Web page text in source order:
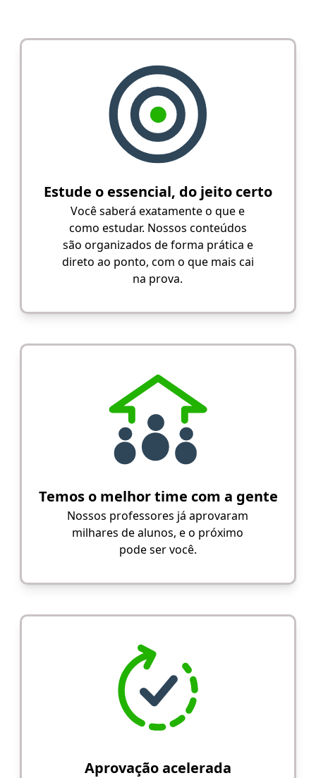
Estude o essencial, do jeito certo
Você saberá exatamente o que e
como estudar. Nossos conteúdos
são organizados de forma prática e
direto ao ponto, com o que mais cai
na prova.
Temos o melhor time com a gente
Nossos professores já aprovaram
milhares de alunos, e o próximo
pode ser você.
Aprovação acelerada